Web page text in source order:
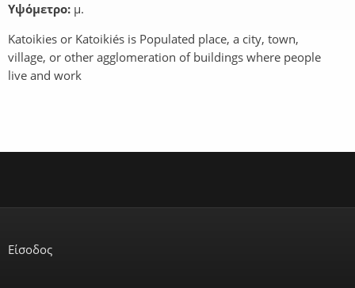
Υψόμετρο: μ.
Katoikies or Katoikiés is Populated place, a city, town,
village, or other agglomeration of buildings where people
live and work
Είσοδος